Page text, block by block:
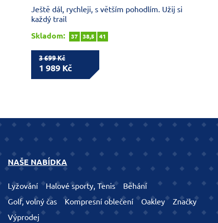
Ještě dál, rychleji, s větším pohodlím. Užij si
každý trail
Skladom:
37 38,5 41
3 699 Kč
1 989 Kč
NAŠE NABÍDKA
Lyžování Halové sporty, Tenis
Běhání
Golf, volný čas
Kompresní oblečení Oakley
Značky
Výprodej